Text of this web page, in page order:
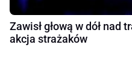
Zawisł głową w dół nad
akcja strażaków